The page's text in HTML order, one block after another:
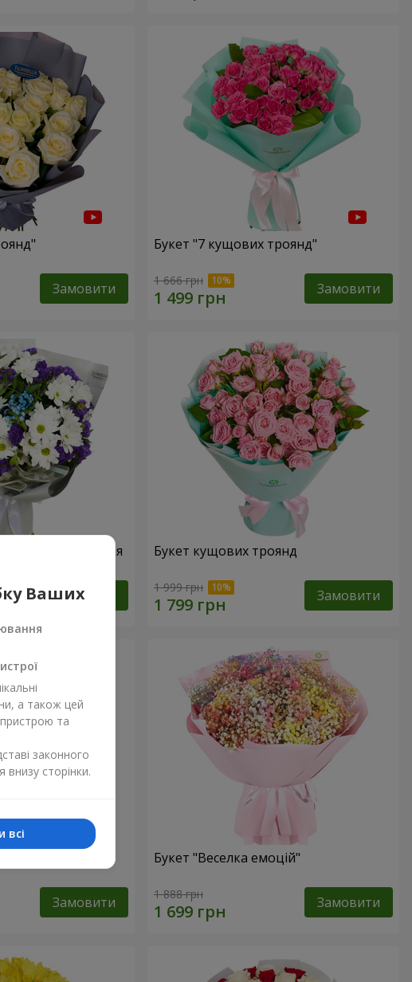
Замовити
Букет "7 кущових троянд"
1 666 грн Замовити
День народження
Замовити
Букет кущових троянд
1 999 грн Замовити
Замовити
Букет "Веселка емоцій"
1 888 грн Замовити
Ваших
а також цей
та
законного
внизу сторінки.
всі